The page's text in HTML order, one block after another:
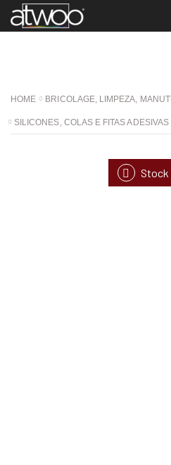
HOME BRICOLAGE, LIMPEZA,
SILICONES, COLAS E FITAS ADESIVAS
Stock